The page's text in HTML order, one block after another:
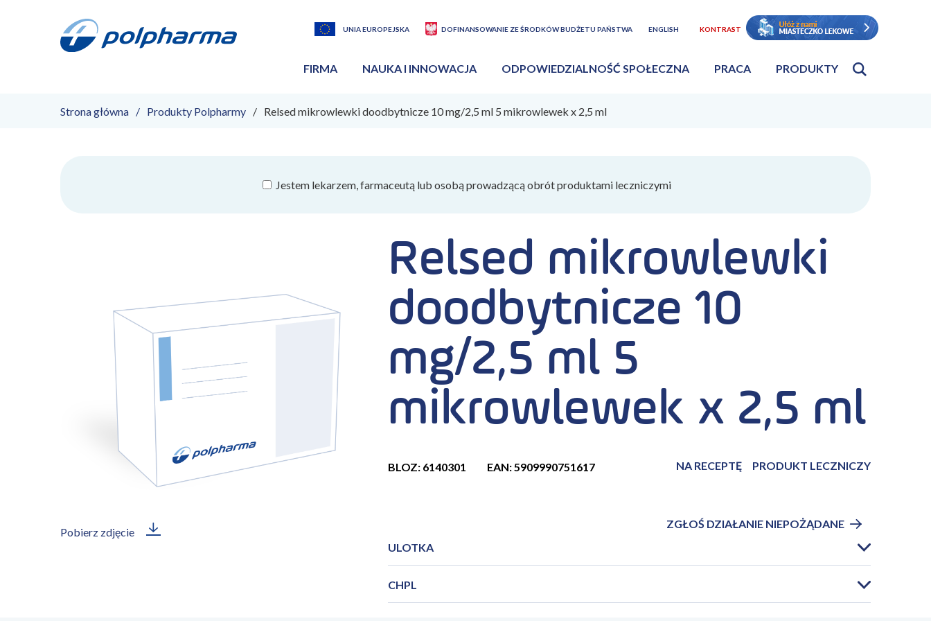
UNIA EUROPEJSKA DOFINANSOWANIE ZE ŚRODKÓW BUDŻETU PAŃSTWA ENGLISH KONTRAST
FIRMA NAUKA I INNOWACJA ODPOWIEDZIALNOŚĆ SPOŁECZNA PRACA PRODUKTY
Strona główna Produkty Polpharmy Relsed mikrowlewki doodbytnicze 10 mg/2,5 ml 5 mikrowlewek x 2,5 ml
Jestem lekarzem, farmaceutą lub osobą prowadzącą obrót produktami leczniczymi
Pobierz zdjęcie
Relsed mikrowlewki
doodbytnicze 10
mg/2,5 ml 5
mikrowlewek x 2,5 ml
BLOZ: 6140301 EAN: 5909990751617 NA RECEPTĘ PRODUKT LECZNICZY
ZGŁOŚ DZIAŁANIE NIEPOŻĄDANE
ULOTKA
CHPL